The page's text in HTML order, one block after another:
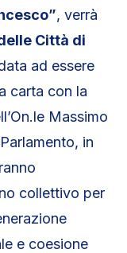
, verrà
Città di
ad essere
carta con la
Massimo
in
collettivo per
e coesione